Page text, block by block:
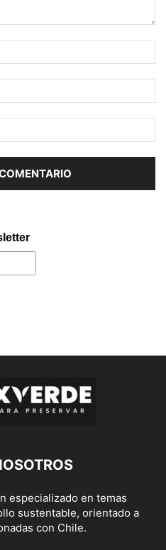
especializado en temas
sustentable, orientado a
con Chile.